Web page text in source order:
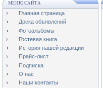
МЕНЮ САЙТА
Главная страница
Доска объявлений
Фотоальбомы
Гостевая книга
История нашей редакции
Прайс-лист
Подписка
О нас
Наши контакты